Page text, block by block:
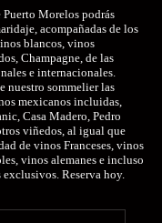
Puerto Morelos podrás
acompañadas de los
blancos, vinos
Champagne, de las
e internacionales.
nuestro sommelier las
mexicanos incluidas,
Casa Madero, Pedro
viñedos, al igual que
de vinos Franceses, vinos
vinos alemanes e incluso
Reserva hoy.